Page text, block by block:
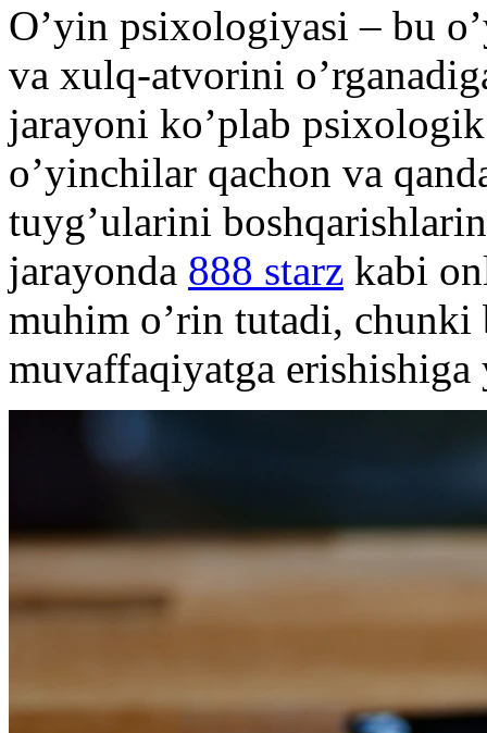
O’yin psixologiyasi – bu
va xulq-atvorini
jarayoni ko’plab
o’yinchilar qachon va
tuyg’ularini
jarayonda 888 starz kabi
muhim o’rin tutadi,
muvaffaqiyatga